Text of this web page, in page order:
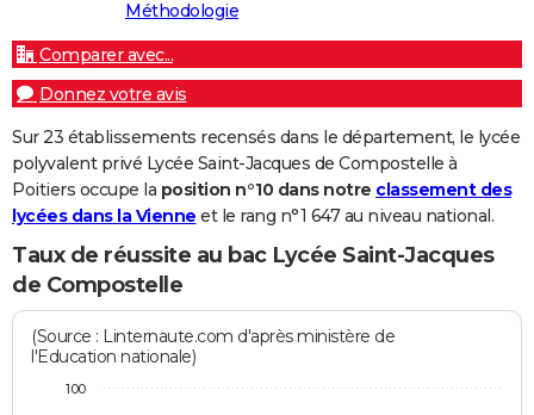
Méthodologie
Comparer avec...
Donnez votre avis
Sur 23 établissements recensés dans le département, le lycée
polyvalent privé Lycée Saint-Jacques de Compostelle à
Poitiers occupe la position n°10 dans notre classement des
lycées dans la Vienne et le rang n°1 647 au niveau national.
Taux de réussite au bac Lycée Saint-Jacques
de Compostelle
(Source : Linternaute.com d'après ministère de
l'Education nationale)
100